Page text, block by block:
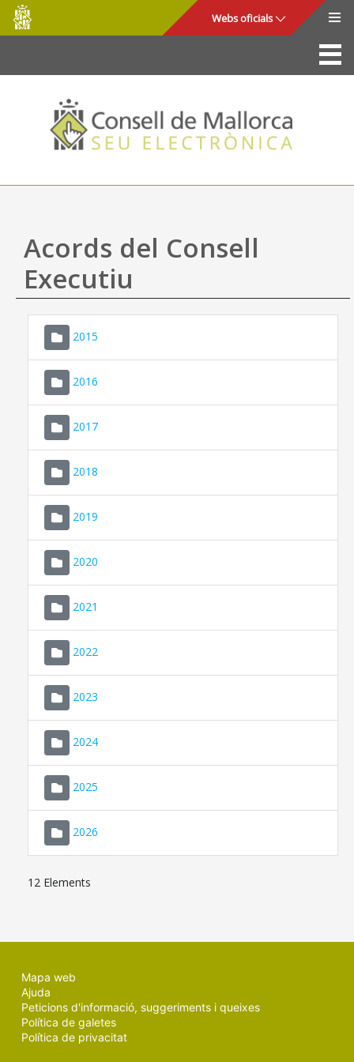
Salta al contingut principal
Consell
de
Mallorca
Webs oficials
La Seu
Consell de Mallorca
Accés i seguretat
Utilitats
Ajuda
Acords del Consell
Executiu
2015
2016
2017
2018
2019
2020
2021
2022
2023
2024
2025
2026
12 Elements
Mapa web
Ajuda
Peticions d'informació, suggeriments i queixes
Política de galetes
Política de privacitat